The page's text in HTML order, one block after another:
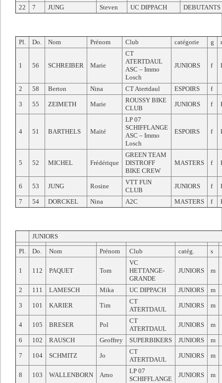
22
7 JUNG Steven UC DIPPACH DEBUTANTS
Pl. Do. Nom Prénom Club catégorie g
1 56 SCHREIBER Marie
CT
ATERTDAUL
ASC – Immo
Losch
JUNIORS f
2 58 Berton Nina CT Atertdaul ESPOIRS f
3 55 ZEIMETH Marie
ROUSSY BIKE
CLUB
JUNIORS f
4 51 BARTHELS Maïté
LP 07
SCHIFFLANGE
ASC – Immo
Losch
ESPOIRS f
5 52 MICHEL Frédérique
GREEN TEAM
DISTROFF
BIKE CREW
MASTERS f
6 53 JUNG Rosine
VTT FUN
CLUB
JUNIORS f
7 54 DORCKEL Nina A2C MASTERS f
JUNIORS
Pl.
Do. Nom Prénom Club catég. s
1 112 PAQUET Tom
VC
HETTANGE-
GRANDE
JUNIORS m
2 111 LAMESCH Mika UC DIPPACH JUNIORS m
3 101 KARIER Tim
CT
ATERTDAUL
JUNIORS m
4 105 BRESER Pol
CT
ATERTDAUL
JUNIORS m
6 102 RAUSCH Geoffrey SUPERBIKERS JUNIORS m
7 104 SCHMITZ Jo
CT
ATERTDAUL
JUNIORS m
8 103 WALLENBORN Arno
LP 07
SCHIFFLANGE
JUNIORS m